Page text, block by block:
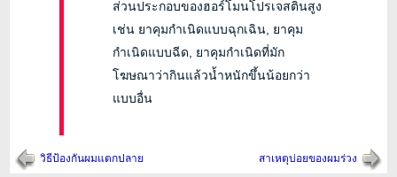
ส่วนประกอบของฮอร์โมนโปรเจสตินสูง
เช่น ยาคุมกำเนิดแบบฉุกเฉิน, ยาคุม
กำเนิดแบบฉีด, ยาคุมกำเนิดที่มัก
โฆษณาว่ากินแล้วน้ำหนักขึ้นน้อยกว่า
แบบอื่น
วิธีป้องกันผมแตกปลาย สาเหตุบ่อยของผมร่วง